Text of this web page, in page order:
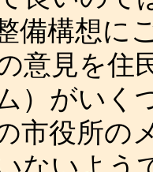
備構想に
意見を住
）がい
市役所の